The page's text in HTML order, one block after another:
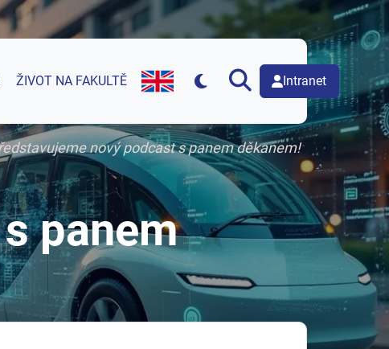
ŽIVOT NA FAKULTĚ
English version of web page
Intranet
nový podcast s panem děkanem!
panem